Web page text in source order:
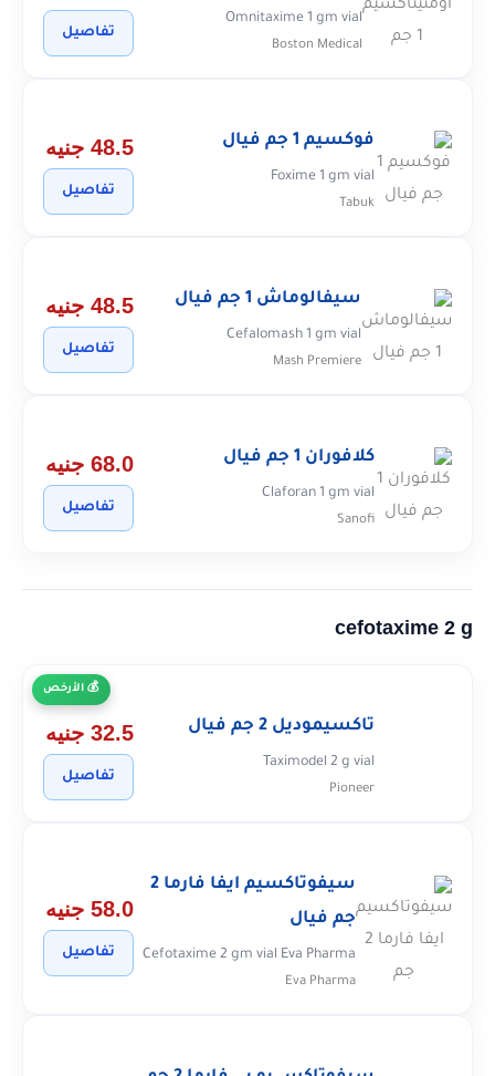
Omnitaxime 1 gm vial
Boston Medical
تفاصيل
فوكسيم 1 جم فيال
Foxime 1 gm vial
Tabuk
48.5 جنيه
تفاصيل
سيفالوماش 1 جم فيال
Cefalomash 1 gm vial
Mash Premiere
48.5 جنيه
تفاصيل
كلافوران 1 جم فيال
Claforan 1 gm vial
Sanofi
68.0 جنيه
تفاصيل
cefotaxime 2 g
الأرخص
تاكسيموديل 2 جم فيال
Taximodel 2 g vial
Pioneer
32.5 جنيه
تفاصيل
سيفوتاكسيم ايفا فارما 2
جم فيال
Cefotaxime 2 gm vial Eva Pharma
Eva Pharma
58.0 جنيه
تفاصيل